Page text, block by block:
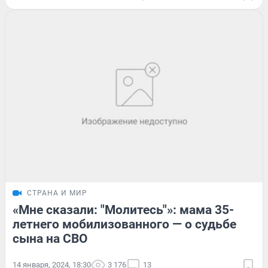
СТРАНА И МИР
«Мне сказали: "Молитесь"»: мама 35-
летнего мобилизованного — о судьбе
сына на СВО
14 января, 2024, 18:30 3 176 13